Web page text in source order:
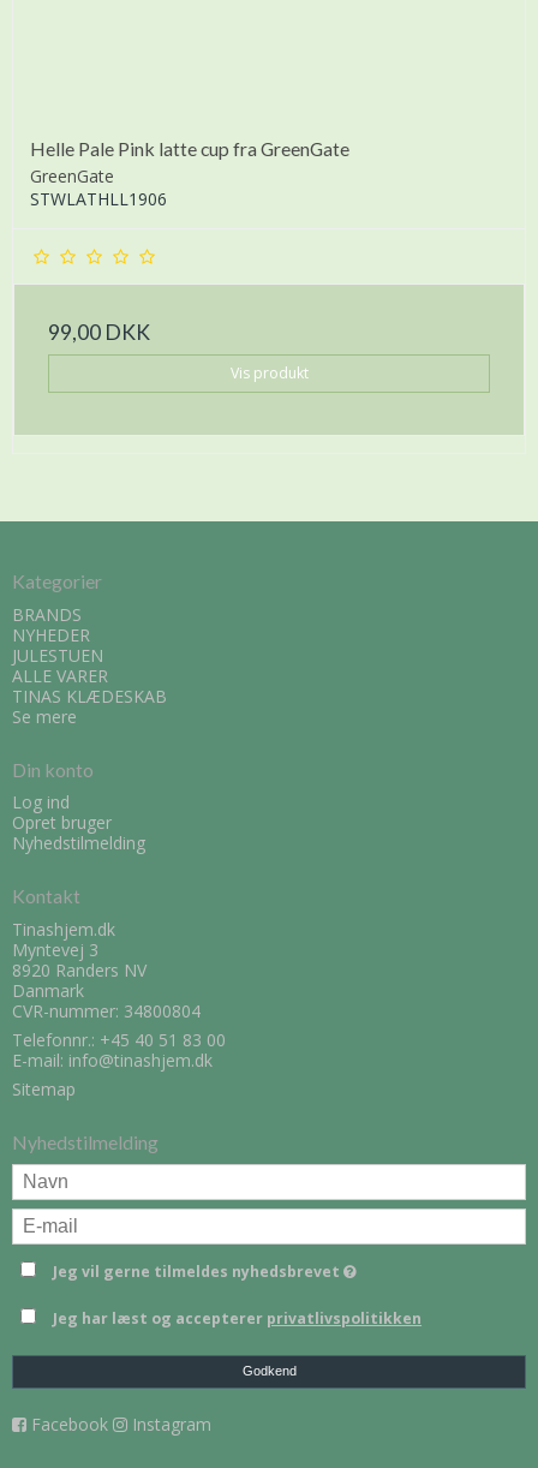
Helle Pale Pink latte cup fra GreenGate
GreenGate
STWLATHLL1906
99,00 DKK
Vis produkt
Kategorier
BRANDS
NYHEDER
JULESTUEN
ALLE VARER
TINAS KLÆDESKAB
Se mere
Din konto
Log ind
Opret bruger
Nyhedstilmelding
Kontakt
Tinashjem.dk
Myntevej 3
8920 Randers NV
Danmark
CVR-nummer: 34800804
Telefonnr.: +45 40 51 83 00
E-mail: info@tinashjem.dk
Sitemap
Nyhedstilmelding
Jeg vil gerne tilmeldes nyhedsbrevet
Jeg har læst og accepterer privatlivspolitikken
Godkend
Facebook Instagram